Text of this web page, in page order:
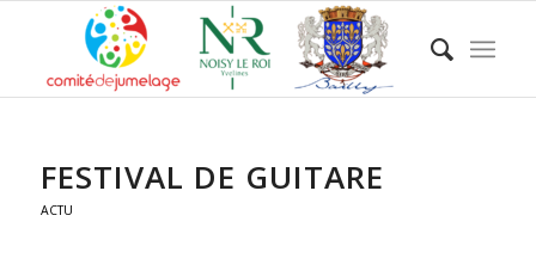
FESTIVAL DE GUITARE
ACTU